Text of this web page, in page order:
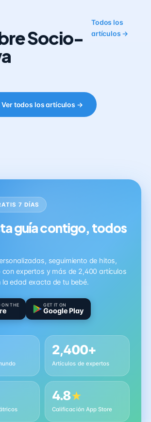
Socio-
Todos los
artículos →
Ver todos los artículos →
7 DÍAS
guía contigo, todos
seguimiento de hitos,
con expertos y más de 2,400 artículos
edad exacta de tu bebé.
ON THE GET IT ON
Google Play
2,400+
Artículos de expertos
4.8★
Calificación App Store